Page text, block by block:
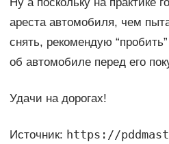
Ну а поскольку на практике
ареста автомобиля, чем
снять, рекомендую
об автомобиле перед его
Удачи на дорогах!
Источник: https://